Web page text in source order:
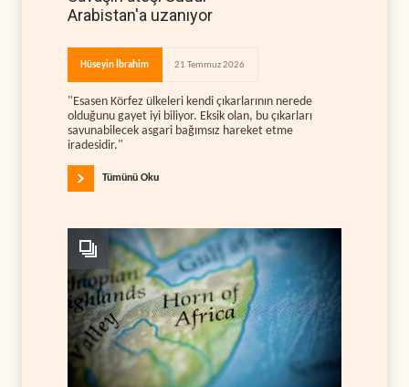
Arabistan'a uzanıyor
Hüseyin İbrahim 21 Temmuz 2026
"Esasen Körfez ülkeleri kendi çıkarlarının nerede
olduğunu gayet iyi biliyor. Eksik olan, bu çıkarları
savunabilecek asgari bağımsız hareket etme
iradesidir."
Tümünü Oku